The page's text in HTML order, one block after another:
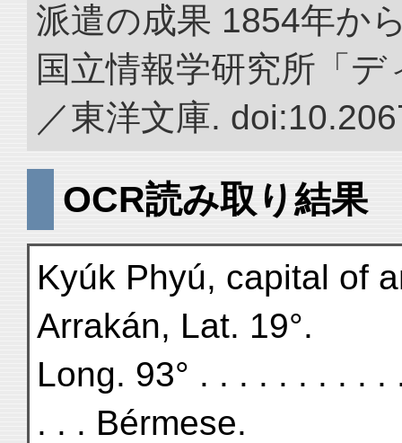
派遣の成果 1854年か
国立情報学研究所「
／東洋文庫.
OCR読み取り結果
Kyúk Phyú, capital of
Arrakán, Lat. 19°.
Long. 93° . . . . . . . . .
. . . Bérmese.